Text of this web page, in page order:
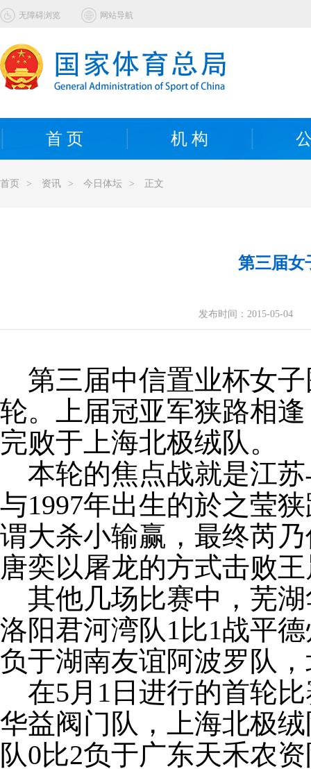
无障碍浏览 网站导航
首 页 机 构
首页 > 资讯 > 今日体坛 > 正文
第三届女
发布时间： 2015-05-04
第三届中信置业杯女子
轮。上届冠亚军狭路相
完败于上海北极绒队。
本轮的焦点战就是江苏
与1997年出生的於之莹
谓大杀小输赢，最终芮
唐奕以屠龙的方式击败
其他几场比赛中，芜湖
洛阳君河湾队1比1战平
负于湖南友谊阿波罗队
在5月1日进行的首轮
华益阀门队，上海北极
队0比2负于广东天禾农